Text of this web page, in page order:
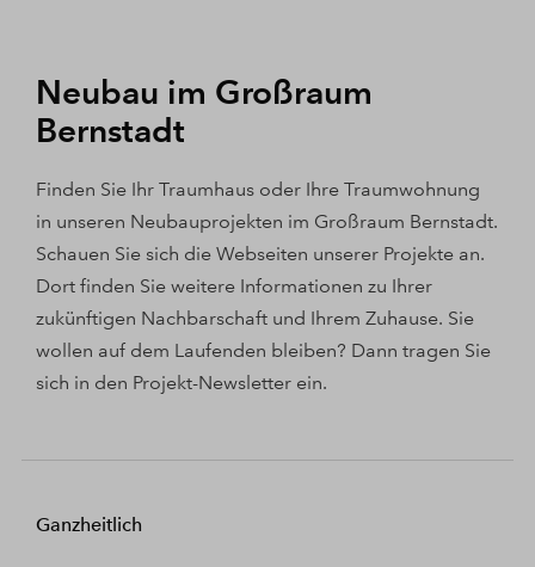
Neubau im Großraum
Bernstadt
Finden Sie Ihr Traumhaus oder Ihre Traumwohnung
in unseren Neubauprojekten im Großraum Bernstadt.
Schauen Sie sich die Webseiten unserer Projekte an.
Dort finden Sie weitere Informationen zu Ihrer
zukünftigen Nachbarschaft und Ihrem Zuhause. Sie
wollen auf dem Laufenden bleiben? Dann tragen Sie
sich in den Projekt-Newsletter ein.
Ganzheitlich